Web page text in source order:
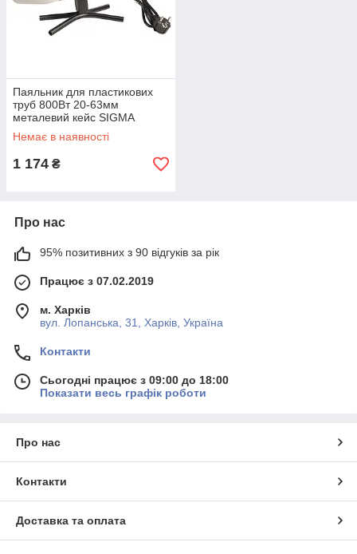
Паяльник для пластикових
труб 800Вт 20-63мм
металевий кейс SIGMA
(2743461)
Немає в наявності
1 174 ₴
Про нас
95% позитивних з 90 відгуків за рік
Працює з 07.02.2019
м. Харків
вул. Лопанська, 31, Харків, Україна
Контакти
Сьогодні працює з 09:00 до 18:00
Показати весь графік роботи
Про нас
Контакти
Доставка та оплата